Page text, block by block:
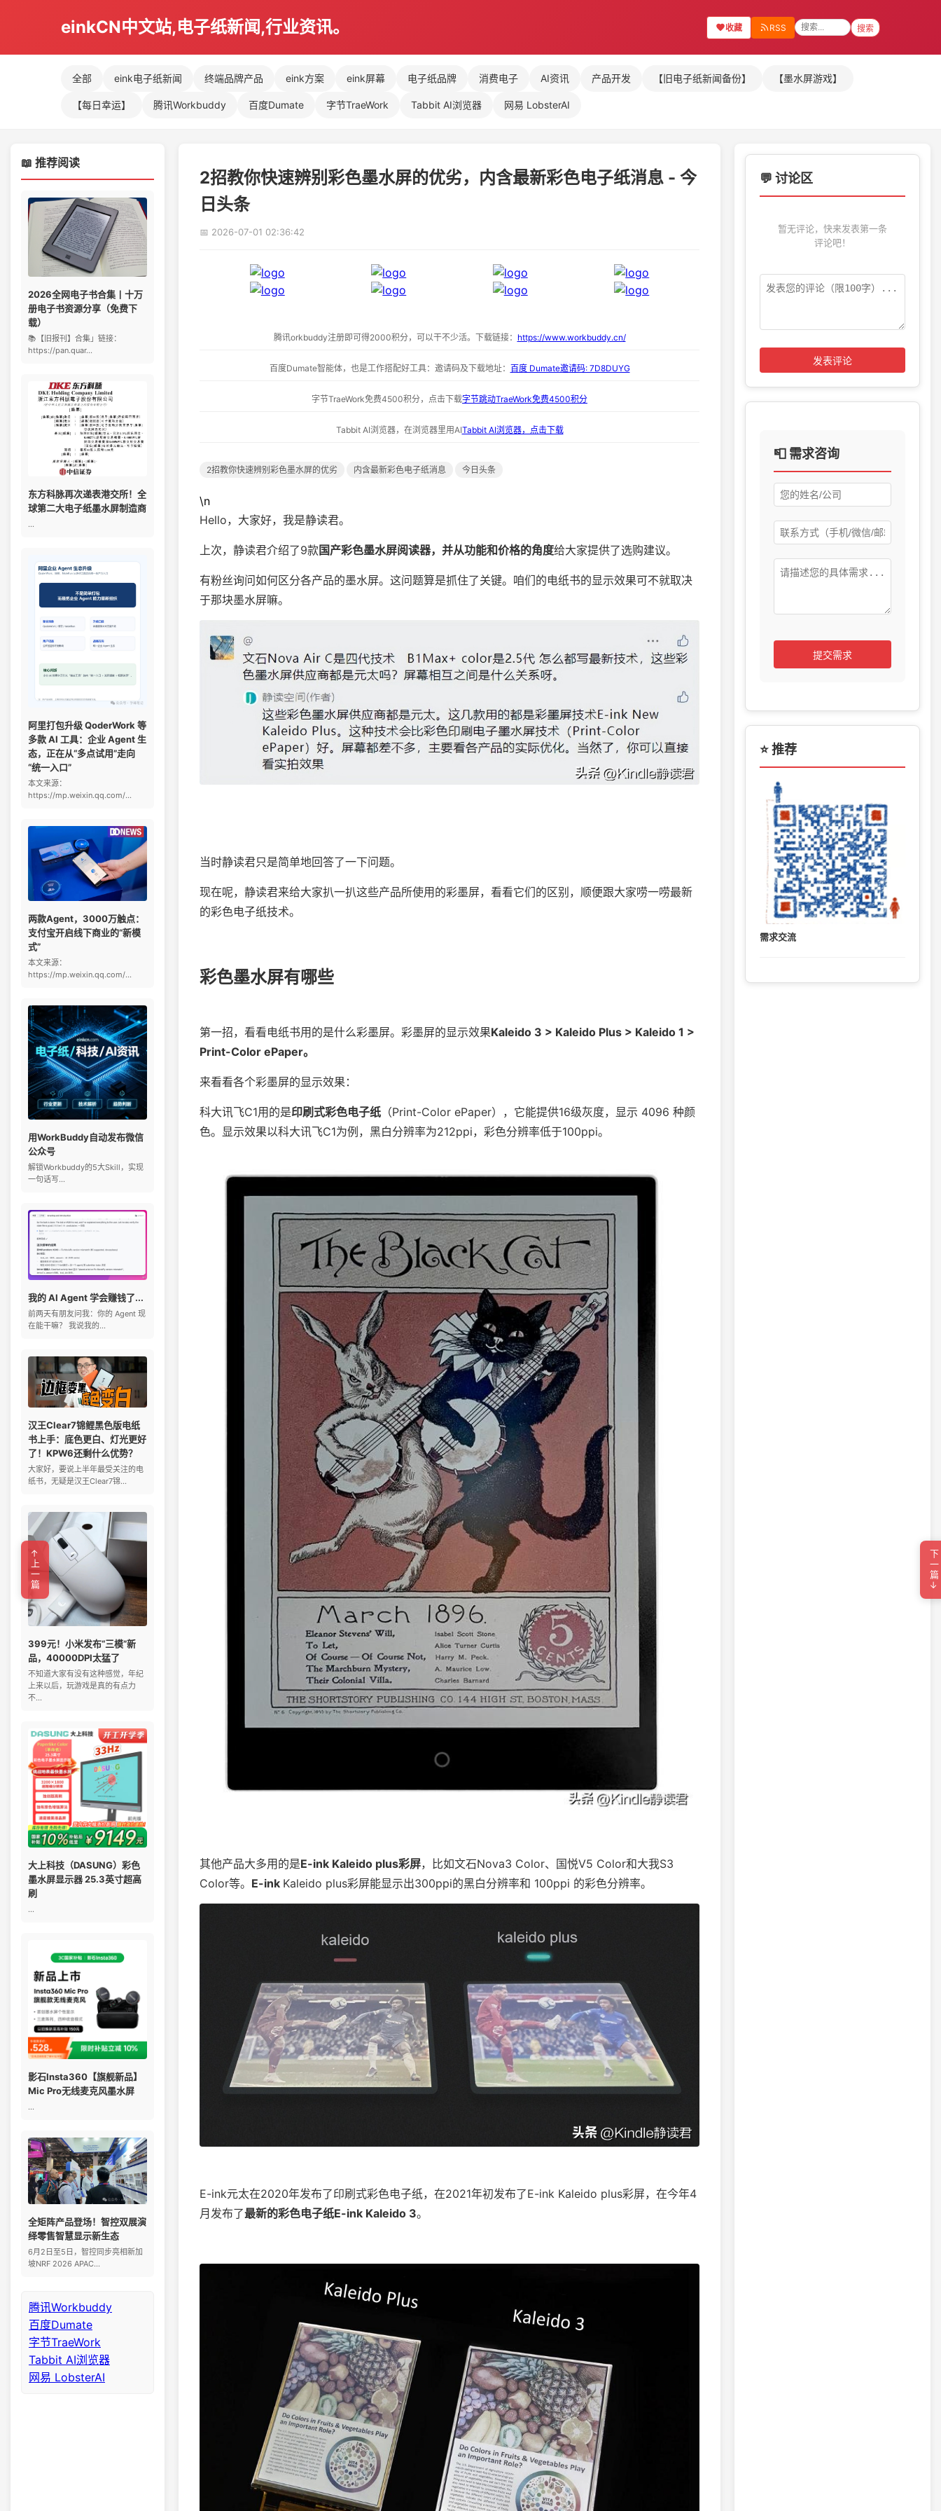
einkCN中文站,电子纸新闻,行业资讯。 收藏 RSS 搜索
全部 eink电子纸新闻 终端品牌产品 eink方案 eink屏幕 电子纸品牌 消费电子 AI资讯 产品开发 【旧电子纸新闻备份】 【墨水屏游戏】
【每日幸运】 腾讯Workbuddy 百度Dumate 字节TraeWork Tabbit AI浏览器 网易 LobsterAI
📖 推荐阅读
2026全网电子书合集丨十万
册电子书资源分享（免费下
载）
📚【旧报刊】合集」链接：
https://pan.quar...
东方科脉再次递表港交所！全
球第二大电子纸墨水屏制造商
...
阿里打包升级 QoderWork 等
多款 AI 工具：企业 Agent 生
态，正在从“多点试用”走向
“统一入口”
本文来源：
https://mp.weixin.qq.com/...
两款Agent，3000万触点：
支付宝开启线下商业的“新模
式”
本文来源：
https://mp.weixin.qq.com/...
用WorkBuddy自动发布微信
公众号
解锁Workbuddy的5大Skill，实现
一句话写...
我的 AI Agent 学会赚钱了...
前两天有朋友问我：你的 Agent 现
在能干嘛？ 我说我的...
汉王Clear7锦鲤黑色版电纸
书上手：底色更白、灯光更好
了！KPW6还剩什么优势？
大家好，要说上半年最受关注的电
纸书，无疑是汉王Clear7锦...
399元！小米发布“三模”新
品，40000DPI太猛了
不知道大家有没有这种感觉，年纪
上来以后，玩游戏是真的有点力
不...
大上科技（DASUNG）彩色
墨水屏显示器 25.3英寸超高
刷
...
影石Insta360【旗舰新品】
Mic Pro无线麦克风墨水屏
...
全矩阵产品登场！智控双展演
绎零售智慧显示新生态
6月2日至5日，智控同步亮相新加
坡NRF 2026 APAC...
腾讯Workbuddy
百度Dumate
字节TraeWork
Tabbit AI浏览器
网易 LobsterAI
2招教你快速辨别彩色墨水屏的优劣，内含最新彩色电子纸消息 - 今
日头条
📅 2026-07-01 02:36:42
腾讯orkbuddy注册即可得2000积分，可以干不少活。下载链接： https://www.workbuddy.cn/
百度Dumate智能体，也是工作搭配好工具：邀请码及下载地址： 百度 Dumate邀请码: 7D8DUYG
字节TraeWork免费4500积分，点击下载字节跳动TraeWork免费4500积分
Tabbit AI浏览器，在浏览器里用AITabbit AI浏览器，点击下载
2招教你快速辨别彩色墨水屏的优劣 内含最新彩色电子纸消息 今日头条
\n
Hello，大家好，我是静读君。
上次，静读君介绍了9款国产彩色墨水屏阅读器，并从功能和价格的角度给大家提供了选购建议。
有粉丝询问如何区分各产品的墨水屏。这问题算是抓住了关键。咱们的电纸书的显示效果可不就取决
于那块墨水屏嘛。
当时静读君只是简单地回答了一下问题。
现在呢，静读君来给大家扒一扒这些产品所使用的彩墨屏，看看它们的区别，顺便跟大家唠一唠最新
的彩色电子纸技术。
彩色墨水屏有哪些
第一招，看看电纸书用的是什么彩墨屏。彩墨屏的显示效果Kaleido 3 > Kaleido Plus > Kaleido 1 >
Print-Color ePaper。
来看看各个彩墨屏的显示效果：
科大讯飞C1用的是印刷式彩色电子纸 （Print-Color ePaper），它能提供16级灰度，显示 4096 种颜
色。显示效果以科大讯飞C1为例，黑白分辨率为212ppi，彩色分辨率低于100ppi。
其他产品大多用的是E-ink Kaleido plus彩屏，比如文石Nova3 Color、国悦V5 Color和大我S3
Color等。 E-ink Kaleido plus彩屏能显示出300ppi的黑白分辨率和 100ppi 的彩色分辨率。
E-ink元太在2020年发布了印刷式彩色电子纸，在2021年初发布了E-ink Kaleido plus彩屏，在今年4
月发布了最新的彩色电子纸E-ink Kaleido 3。
💬 讨论区
暂无评论，快来发表第一条
评论吧！
发表评论
📮 需求咨询
提交需求
⭐ 推荐
需求交流
←上一篇 下一篇→